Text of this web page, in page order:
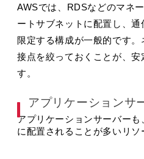
AWSでは、RDSなどのマネ
ートサブネットに配置し、
限定する構成が一般的です
接点を絞っておくことが、安
す。
アプリケーションサ
アプリケーションサーバーも
に配置されることが多いリソ